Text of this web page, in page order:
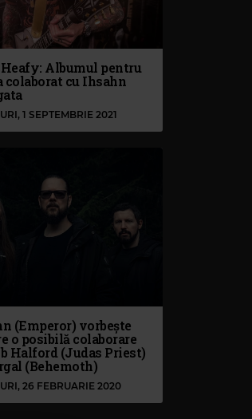
Albumul pentru
colaborat cu Ihsahn
1 SEPTEMBRIE 2021
(Emperor) vorbește
o posibilă colaborare
Halford (Judas Priest)
(Behemoth)
26 FEBRUARIE 2020